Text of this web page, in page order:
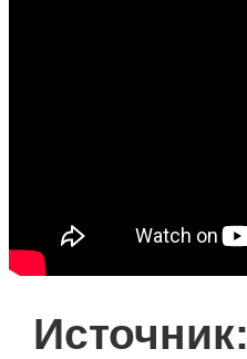
Источник: